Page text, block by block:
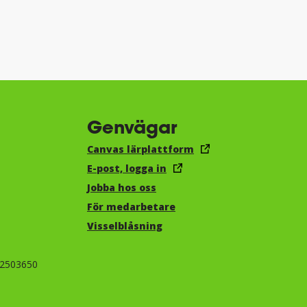
Genvägar
Canvas lärplattform
E-post, logga in
Jobba hos oss
För medarbetare
Visselblåsning